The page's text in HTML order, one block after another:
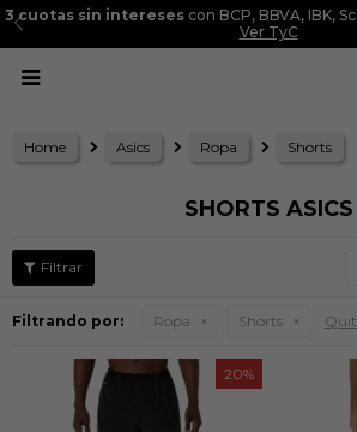
3 cuotas sin intereses con BCP, BBVA, IBK,
Ver TyC

Home Asics Ropa Shorts
SHORTS ASICS
Filtrando por: Ropa Shorts
20